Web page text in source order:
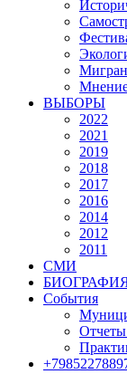
ВЫБОРЫ
2022
2021
2019
2018
2017
2016
2014
2012
2011
СМИ
События
Отчеты